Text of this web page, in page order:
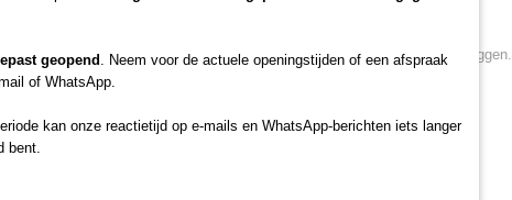
(8.9MB)
leggen zoals ordinaire laminaat kunt u alsafloor ook de volgende wijze leggen.
geopend . Neem voor de actuele openingstijden of een afspraak
of WhatsApp.
kan onze reactietijd op e-mails en WhatsApp-berichten iets langer
bent.